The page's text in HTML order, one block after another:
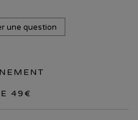
une question
49€